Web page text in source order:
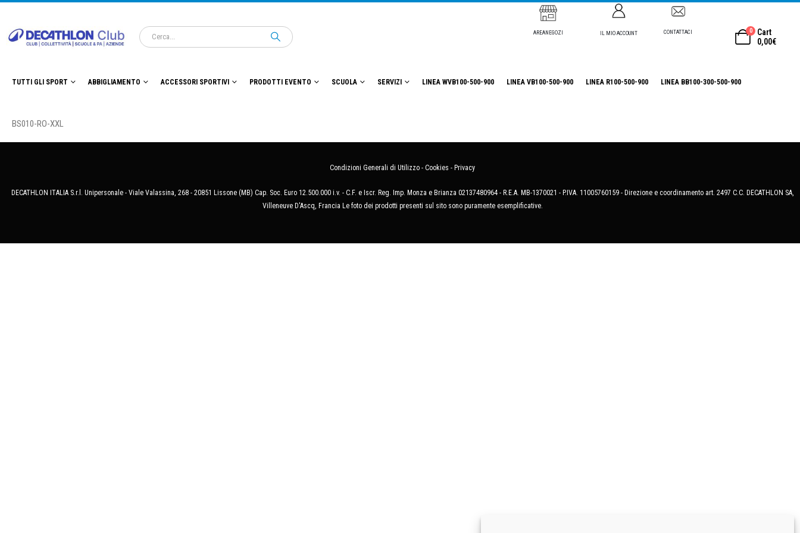
AREANEGOZI IL MIO ACCOUNT CONTATTACI 0
Cart
0,00€
TUTTI GLI SPORT ABBIGLIAMENTO ACCESSORI SPORTIVI PRODOTTI EVENTO SCUOLA SERVIZI LINEA WVB100-500-900 LINEA VB100-500-900 LINEA R100-500-900 LINEA BB100-300-500-900
BS010-RO-XXL
Condizioni Generali di Utilizzo - Cookies - Privacy
DECATHLON ITALIA S.r.l. Unipersonale - Viale Valassina, 268 - 20851 Lissone (MB) Cap. Soc. Euro 12.500.000 i.v. - C.F. e Iscr. Reg. Imp. Monza e Brianza 02137480964 - R.E.A. MB-1370021 - P.IVA. 11005760159 - Direzione e coordinamento art. 2497 C.C. DECATHLON SA,
Villeneuve D'Ascq, Francia Le foto dei prodotti presenti sul sito sono puramente esemplificative.